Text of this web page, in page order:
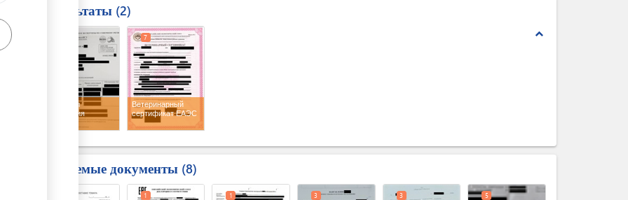
Результаты 2
expand_less
Протокол
испытания
Ветеринарный
сертификат ЕАЭС
7
Требуемые документы 8
expand_less
1 1 3 3 5